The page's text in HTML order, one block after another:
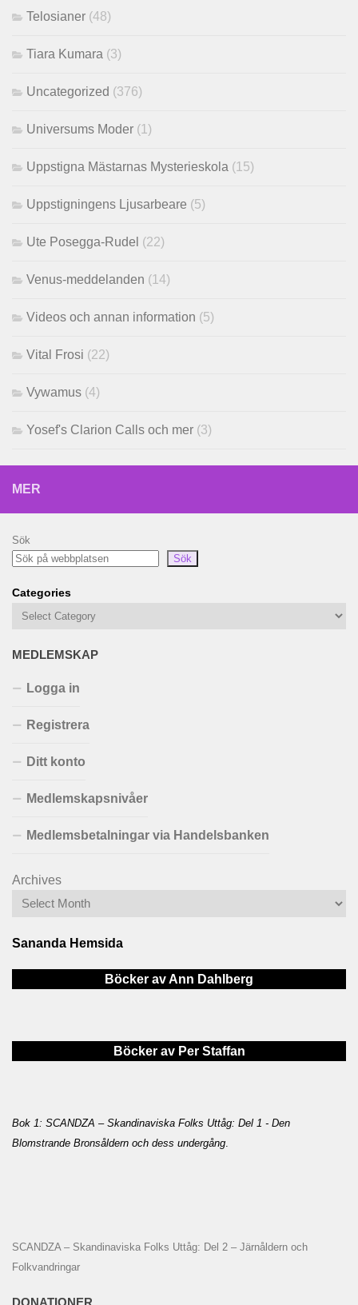
Telosianer (48)
Tiara Kumara (3)
Uncategorized (376)
Universums Moder (1)
Uppstigna Mästarnas Mysterieskola (15)
Uppstigningens Ljusarbeare (5)
Ute Posegga-Rudel (22)
Venus-meddelanden (14)
Videos och annan information (5)
Vital Frosi (22)
Vywamus (4)
Yosef's Clarion Calls och mer (3)
MER
Sök
Sök
Categories
MEDLEMSKAP
Logga in
Registrera
Ditt konto
Medlemskapsnivåer
Medlemsbetalningar via Handelsbanken
Archives
Sananda Hemsida
Böcker av Ann Dahlberg
Böcker av Per Staffan
Bok 1: SCANDZA – Skandinaviska Folks Uttåg: Del 1 - Den
Blomstrande Bronsåldern och dess undergång.
SCANDZA – Skandinaviska Folks Uttåg: Del 2 – Järnåldern och
Folkvandringar